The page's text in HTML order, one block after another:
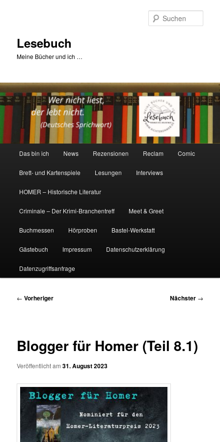
Lesebuch
Meine Bücher und ich …
Das bin ich News Rezensionen Reclam Comic
Brett- und Kartenspiele Lesungen Interviews
HOMER – Historische Literatur
Criminale – Der Krimi-Branchentreff Meet & Greet
Buchmessen Hörproben Bastel-Werkstatt
Gästebuch Impressum Datenschutzerklärung
Datenzugriffsanfrage
Beitragsnavigation
← Vorheriger Nächster →
Blogger für Homer (Teil 8.1)
Veröffentlicht am31. August 2023